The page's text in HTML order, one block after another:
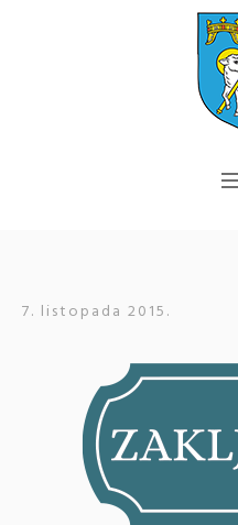
7. listopada 2015.